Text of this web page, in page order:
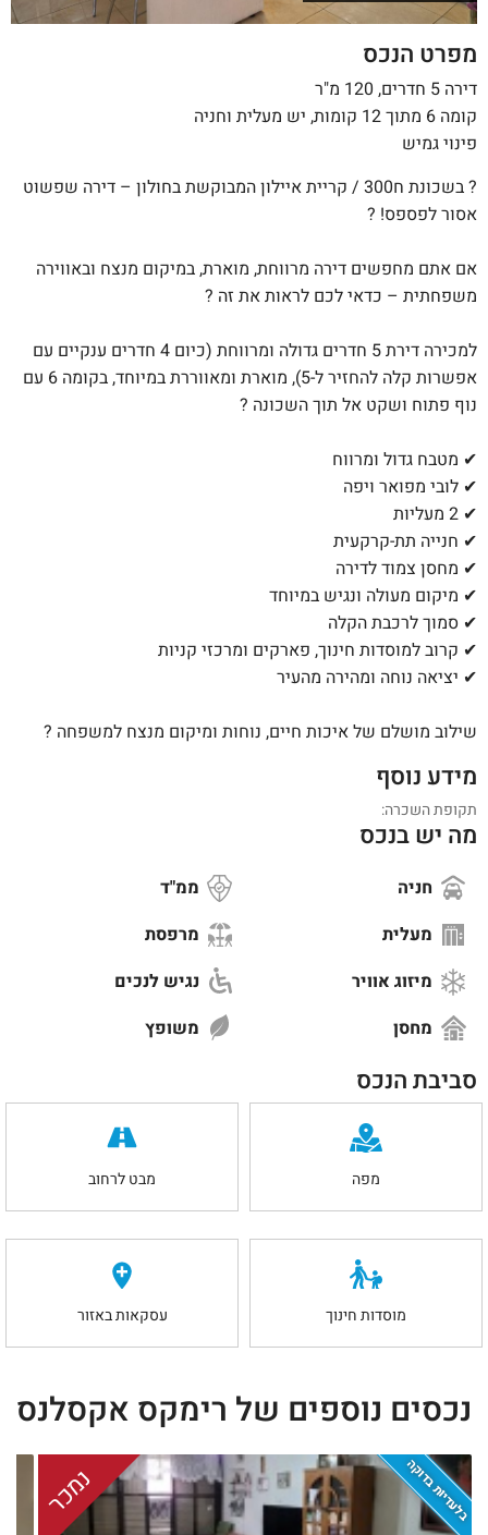
מפרט הנכס
דירה 5 חדרים, 120 מ"ר
קומה 6 מתוך 12 קומות, יש מעלית וחניה
פינוי גמיש
? בשכונת ח300 / קריית איילון המבוקשת בחולון – דירה שפשוט
אסור לפספס! ?
אם אתם מחפשים דירה מרווחת, מוארת, במיקום מנצח ובאווירה
משפחתית – כדאי לכם לראות את זה ?
למכירה דירת 5 חדרים גדולה ומרווחת (כיום 4 חדרים ענקיים עם
אפשרות קלה להחזיר ל-5), מוארת ומאווררת במיוחד, בקומה 6 עם
נוף פתוח ושקט אל תוך השכונה ?
✔ מטבח גדול ומרווח
✔ לובי מפואר ויפה
✔ 2 מעליות
✔ חנייה תת-קרקעית
✔ מחסן צמוד לדירה
✔ מיקום מעולה ונגיש במיוחד
✔ סמוך לרכבת הקלה
✔ קרוב למוסדות חינוך, פארקים ומרכזי קניות
✔ יציאה נוחה ומהירה מהעיר
שילוב מושלם של איכות חיים, נוחות ומיקום מנצח למשפחה ?
מידע נוסף
תקופת השכרה:
מה יש בנכס
חניה
ממ"ד
מעלית
מרפסת
מיזוג אוויר
נגיש לנכים
מחסן
משופץ
סביבת הנכס
מפה מבט לרחוב
מוסדות חינוך עסקאות באזור
נכסים נוספים של רימקס אקסלנס
בלעדיות בדוקה נמכר